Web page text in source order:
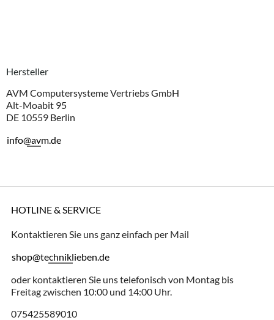
Hersteller
AVM Computersysteme Vertriebs GmbH
Alt-Moabit 95
DE 10559 Berlin
info@avm.de
HOTLINE & SERVICE
Kontaktieren Sie uns ganz einfach per Mail
shop@techniklieben.de
oder kontaktieren Sie uns telefonisch von Montag bis
Freitag zwischen 10:00 und 14:00 Uhr.
075425589010